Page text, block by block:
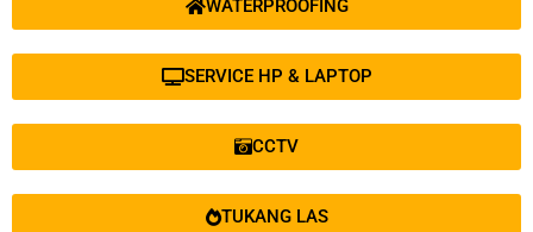
WATERPROOFING
SERVICE HP & LAPTOP
CCTV
TUKANG LAS